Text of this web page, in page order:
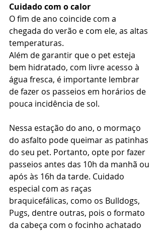
Cuidado com o calor
O fim de ano coincide com a
chegada do verão e com ele, as altas
temperaturas.
Além de garantir que o pet esteja
bem hidratado, com livre acesso à
água fresca, é importante lembrar
de fazer os passeios em horários de
pouca incidência de sol.
Nessa estação do ano, o mormaço
do asfalto pode queimar as patinhas
do seu pet. Portanto, opte por fazer
passeios antes das 10h da manhã ou
após às 16h da tarde. Cuidado
especial com as raças
braquicefálicas, como os Bulldogs,
Pugs, dentre outras, pois o formato
da cabeça com o focinho achatado